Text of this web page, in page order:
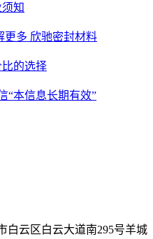
知
更多 欣驰密封材料
的选择
“本信息长期有效”
白云区白云大道南295号羊城